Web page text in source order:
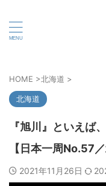
HOME >北海道 >
北海道
『旭川』といえば
【日本一周No.57
2021年11月26日